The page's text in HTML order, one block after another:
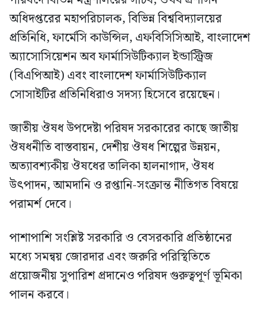
অধিদপ্তরের মহাপরিচালক, বিভিন্ন বিশ্ববিদ্যালয়ের
প্রতিনিধি, ফার্মেসি কাউন্সিল, এফবিসিসিআই, বাংলাদেশ
অ্যাসোসিয়েশন অব ফার্মাসিউটিক্যাল ইন্ডাস্ট্রিজ
(বিএপিআই) এবং বাংলাদেশ ফার্মাসিউটিক্যাল
সোসাইটির প্রতিনিধিরাও সদস্য হিসেবে রয়েছেন।
জাতীয় ঔষধ উপদেষ্টা পরিষদ সরকারের কাছে জাতীয়
ঔষধনীতি বাস্তবায়ন, দেশীয় ঔষধ শিল্পের উন্নয়ন,
অত্যাবশ্যকীয় ঔষধের তালিকা হালনাগাদ, ঔষধ
উৎপাদন, আমদানি ও রপ্তানি-সংক্রান্ত নীতিগত বিষয়ে
পরামর্শ দেবে।
পাশাপাশি সংশ্লিষ্ট সরকারি ও বেসরকারি প্রতিষ্ঠানের
মধ্যে সমন্বয় জোরদার এবং জরুরি পরিস্থিতিতে
প্রয়োজনীয় সুপারিশ প্রদানেও পরিষদ গুরুত্বপূর্ণ ভূমিকা
পালন করবে।